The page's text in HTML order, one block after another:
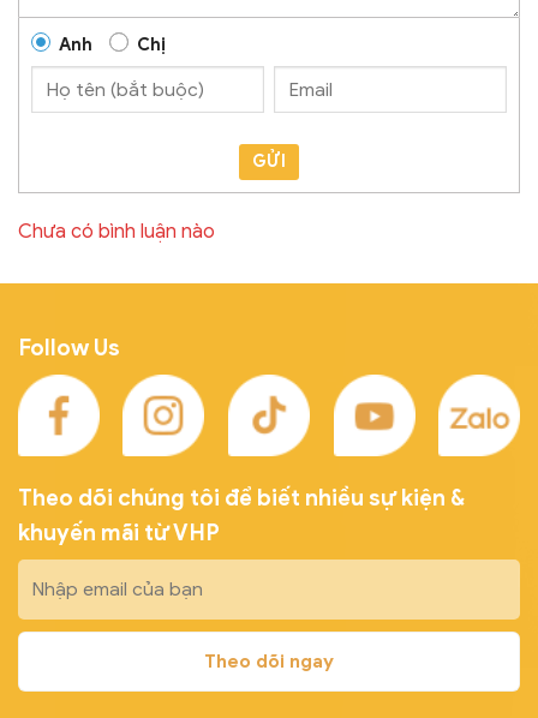
Anh Chị
GỬI
Chưa có bình luận nào
Follow Us
Theo dõi chúng tôi để biết nhiều sự kiện &
khuyến mãi từ VHP